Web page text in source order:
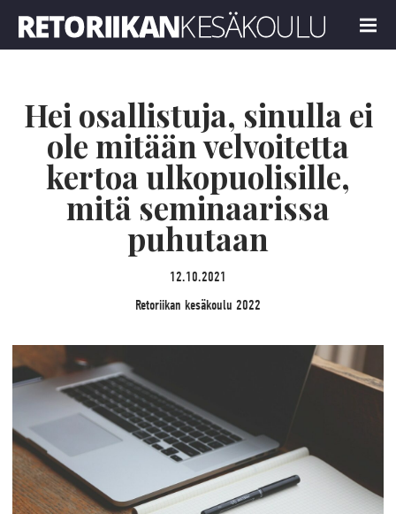
MENU
Hei osallistuja, sinulla ei
ole mitään velvoitetta
kertoa ulkopuolisille,
mitä seminaarissa
puhutaan
12.10.2021
Retoriikan kesäkoulu 2022